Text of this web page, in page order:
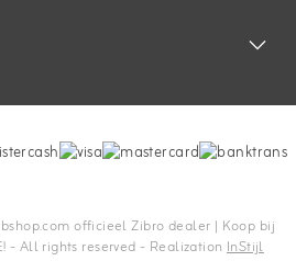
officieel Zibro dealer | Koop bij
- All rights reserved - Realization InStijl